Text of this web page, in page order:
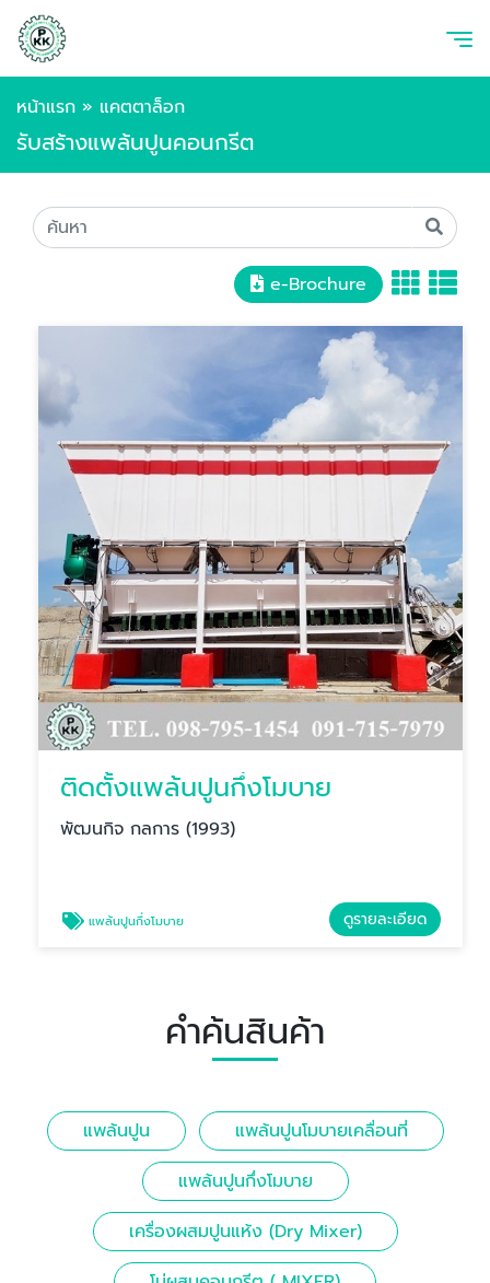
หน้าแรก » แคตตาล็อก
รับสร้างแพล้นปูนคอนกรีต
e-Brochure
ติดตั้งแพล้นปูนกึ่งโมบาย
พัฒนกิจ กลการ (1993)
แพล้นปูนกึ่งโมบาย ดูรายละเอียด
คำค้นสินค้า
แพล้นปูน
แพล้นปูนโมบายเคลื่อนที่
แพล้นปูนกึ่งโมบาย
เครื่องผสมปูนแห้ง (Dry Mixer)